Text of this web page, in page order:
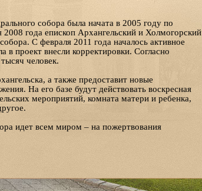
собора была начата в 2005 году по
года епископ Архангельский и Холмогорский
С февраля 2011 года началось активное
в проект внесли корректировки. Согласно
человек.
а также предоставит новые
На его базе будут действовать воскресная
мероприятий, комната матери и ребенка,
идет всем миром – на пожертвования